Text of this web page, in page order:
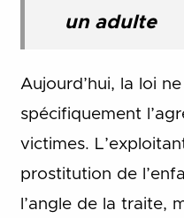
un adulte
Aujourd’hui, la loi
spécifiquement
victimes.
prostitution de
l’angle de la traite,